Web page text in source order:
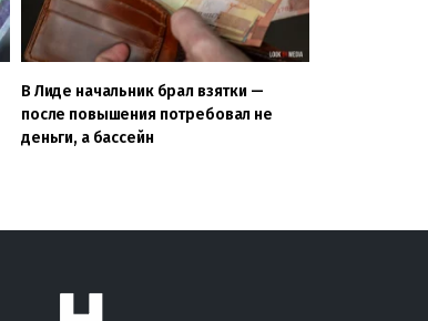
В Лиде начальник брал взятки —
после повышения потребовал не
деньги, а бассейн